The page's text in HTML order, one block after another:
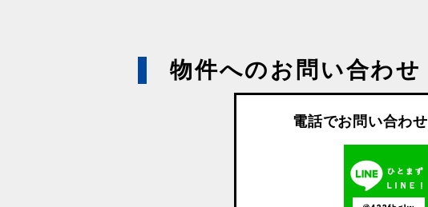
物件へのお問い合わせ
電話でお問い合わせ